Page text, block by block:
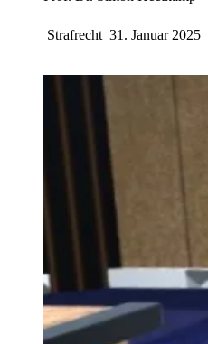
Strafrecht 31. Januar 2025